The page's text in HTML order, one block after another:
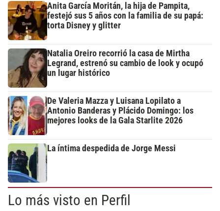
Anita García Moritán, la hija de Pampita,
festejó sus 5 años con la familia de su papá:
torta Disney y glitter
Natalia Oreiro recorrió la casa de Mirtha
Legrand, estrenó su cambio de look y ocupó
un lugar histórico
De Valeria Mazza y Luisana Lopilato a
Antonio Banderas y Plácido Domingo: los
mejores looks de la Gala Starlite 2026
La íntima despedida de Jorge Messi
Lo más visto en Perfil